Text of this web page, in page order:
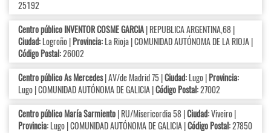
25192
Centro público INVENTOR COSME GARCIA| REPUBLICA ARGENTINA,68 |
Ciudad:Logroño |Provincia:La Rioja | COMUNIDAD AUTÓNOMA DE LA RIOJA |
Código Postal:26002
Centro público As Mercedes| AV/de Madrid 75 |Ciudad:Lugo |Provincia:
Lugo | COMUNIDAD AUTÓNOMA DE GALICIA |Código Postal:27002
Centro público María Sarmiento| RU/Misericordia 58 |Ciudad:Viveiro |
Provincia:Lugo | COMUNIDAD AUTÓNOMA DE GALICIA |Código Postal:27850